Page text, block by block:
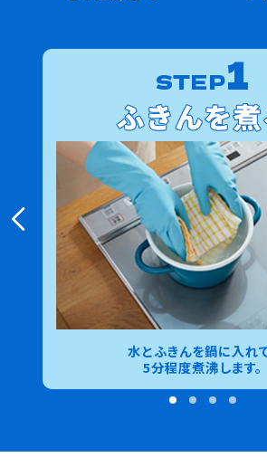
STEP1
水とふきんを鍋に入れて
5分程度煮沸します。